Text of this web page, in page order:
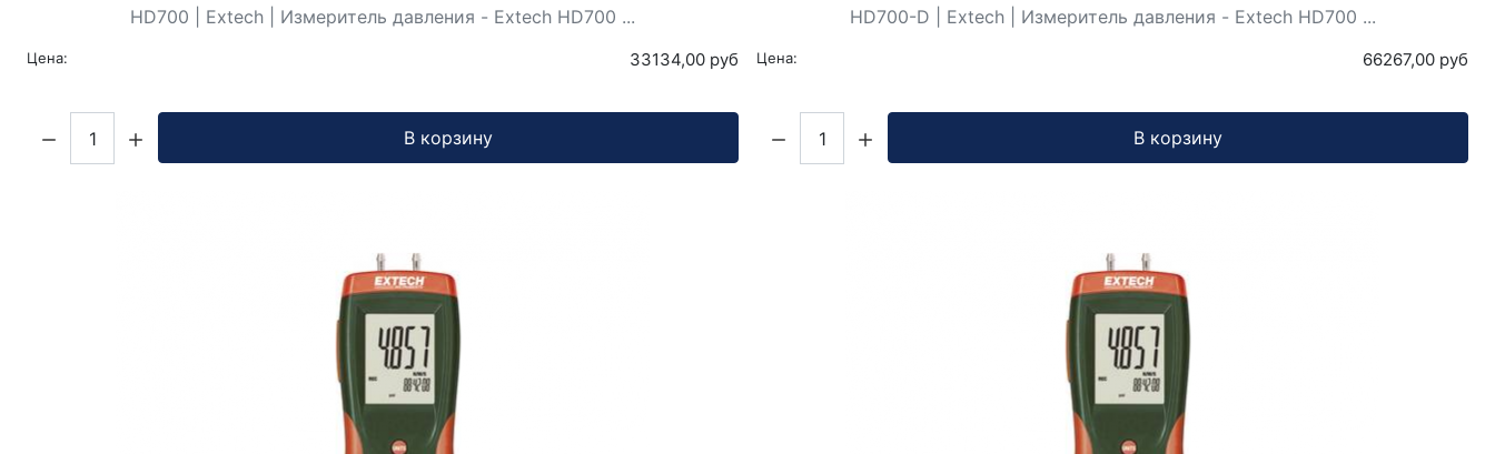
HD700 | Extech | Измеритель давления - Extech HD700 ...
Цена: 33134,00 руб
В корзину
HD700-D | Extech | Измеритель давления - Extech HD700 ...
Цена: 66267,00 руб
В корзину